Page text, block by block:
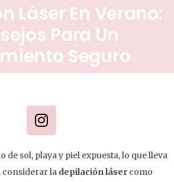
Láser En Verano:
Para Un
Seguro
de sol, playa y piel expuesta, lo que lleva
considerar la depilación láser como